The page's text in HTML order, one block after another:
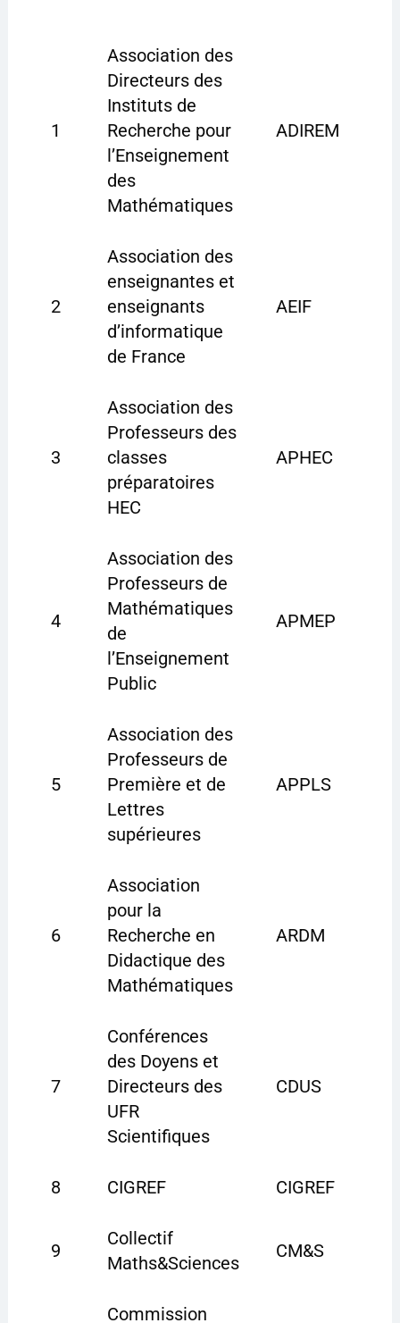
1
Association des
Directeurs des
Instituts de
Recherche pour
l’Enseignement
des
Mathématiques
ADIREM
2
Association des
enseignantes et
enseignants
d’informatique
de France
AEIF
3
Association des
Professeurs des
classes
préparatoires
HEC
APHEC
4
Association des
Professeurs de
Mathématiques
de
l’Enseignement
Public
APMEP
5
Association des
Professeurs de
Première et de
Lettres
supérieures
APPLS
6
Association
pour la
Recherche en
Didactique des
Mathématiques
ARDM
7
Conférences
des Doyens et
Directeurs des
UFR
Scientifiques
CDUS
8 CIGREF CIGREF
9
Collectif
Maths&Sciences
CM&S
Commission